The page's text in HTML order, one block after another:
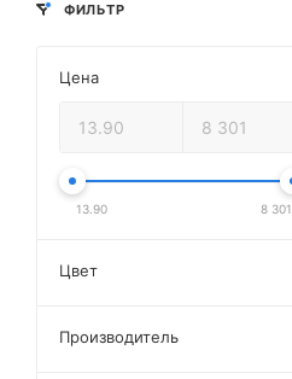
ФИЛЬТР
Цена
13.90 8 301
Цвет
Производитель